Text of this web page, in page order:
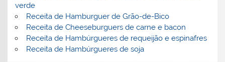
verde
Receita de Hamburguer de Grão-de-Bico
Receita de Cheeseburguers de carne e bacon
Receita de Hambúrgueres de requeijão e espinafres
Receita de Hambúrgueres de soja